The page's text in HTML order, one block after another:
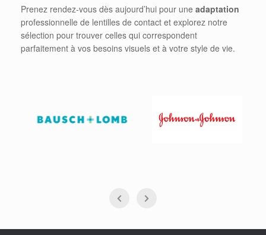
Prenez rendez-vous dès aujourd’hui pour une adaptation
professionnelle de lentilles de contact et explorez notre
sélection pour trouver celles qui correspondent
parfaitement à vos besoins visuels et à votre style de vie.